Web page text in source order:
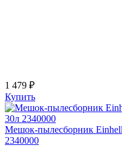
1 479 ₽
Купить
Мешок-пылесборник
2340000